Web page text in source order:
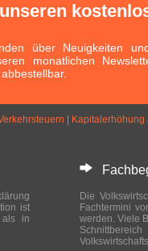
über Neuigkeiten
monatlichen
Kapitalerhöhung
ist
als in
Die
Fachtermini
werden. Viele